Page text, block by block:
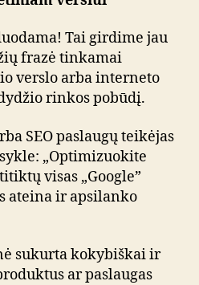
Tai girdime jau
frazė tinkamai
verslo arba interneto
rinkos pobūdį.
SEO paslaugų teikėjas
„Optimizuokite
visas „Google”
ateina ir apsilanko
sukurta kokybiškai ir
ar paslaugas